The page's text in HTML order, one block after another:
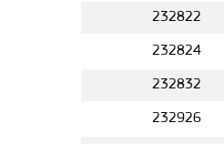
232822
232824
232832
232926